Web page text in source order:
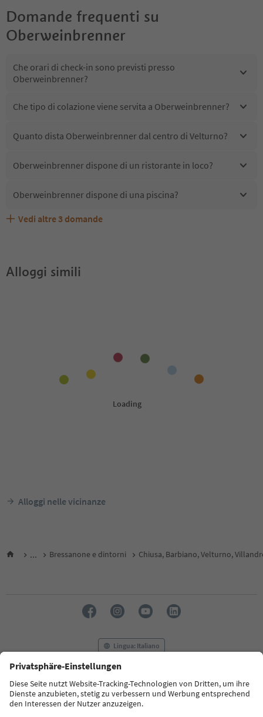
Domande frequenti su
Oberweinbrenner
Che orari di check-in sono previsti presso
Oberweinbrenner?
Che tipo di colazione viene servita a Oberweinbrenner?
Quanto dista Oberweinbrenner dal centro di Velturno?
Oberweinbrenner dispone di un ristorante in loco?
Oberweinbrenner dispone di una piscina?
Oberweinbrenner accetta animali domestici?
Quali servizi/attività sono disponibili presso
Gli ospiti di Oberweinbrenner ricevono l'Alto Adige Guest
Vedi altre 3 domande
Alloggi simili
Alloggi nelle vicinanze
... Bressanone e dintorni Chiusa, Barbiano, Velturno,
Lingua: Italiano
FAQ Contatti Press MICE
Privacy Policy
Termini e condizioni
Crediti
Cookie Policy